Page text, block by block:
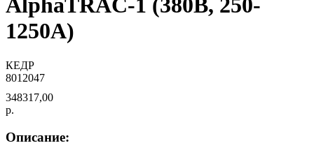
AlphaTRAC-1 (380В, 250-
1250А)
КЕДР
8012047
348317,00
р.
Описание: